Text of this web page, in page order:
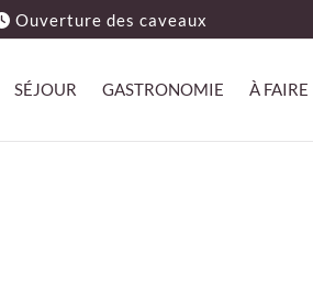
Ouverture des caveaux
SÉJOUR GASTRONOMIE À FAIRE